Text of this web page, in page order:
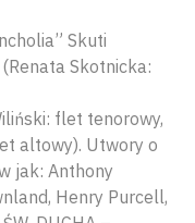
Skuti
Skotnicka:
flet tenorowy,
altowy). Utwory o
jak: Anthony
Henry Purcell,